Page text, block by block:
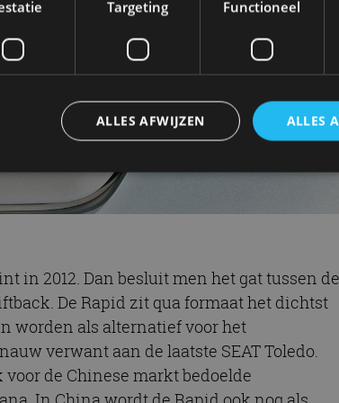
in 2012. Dan besluit men het gat tussen de
De Rapid zit qua formaat het dichtst
worden als alternatief voor het
verwant aan de laatste SEAT Toledo.
de Chinese markt bedoelde
Targeting Functioneel
ALLES
ALLES AFWIJZEN
Prestatie
/
1 jaar
Deze cookie wordt gebruikt door de CloudFlare-
vertrouwd webverkeer te identificeren en alle
beveiligingsbeperkingen op basis van het IP-
te omzeilen. Het is essentieel voor het
veiligheid van een website functies en in het